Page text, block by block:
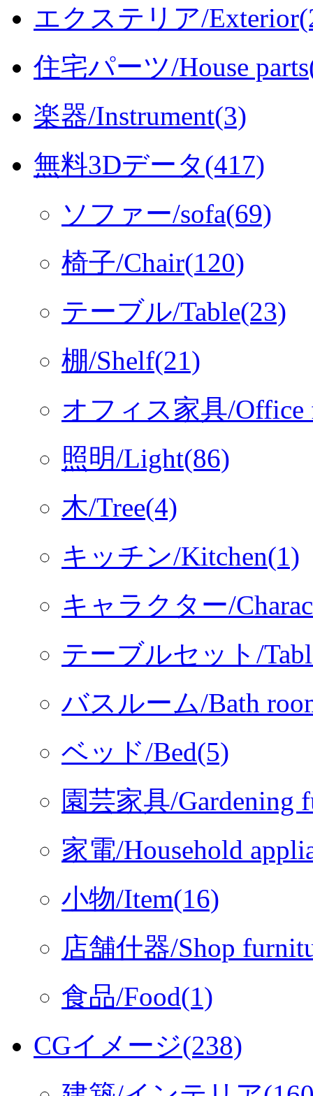
エクステリア/
住宅パーツ/House
楽器/Instrument(3)
無料3Dデータ(417)
ソファー/sofa(69)
椅子/Chair(120)
テーブル/Table(23)
棚/Shelf(21)
オフィス家具/Office
照明/Light(86)
木/Tree(4)
キッチン/Kitchen(1)
キャラクター/
テーブルセット/
バスルーム/Bath
ベッド/Bed(5)
園芸家具/Gardening
家電/Household
小物/Item(16)
店舗什器/Shop
食品/Food(1)
CGイメージ(238)